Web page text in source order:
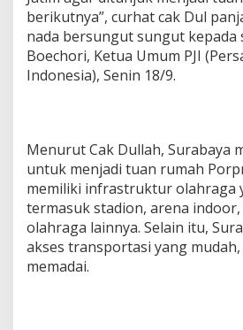
berikutnya”, curhat cak Dul
nada bersungut sungut kepada
Boechori, Ketua Umum PJI
Indonesia), Senin 18/9.
Menurut Cak Dullah, Surabaya
untuk menjadi tuan rumah
memiliki infrastruktur olahraga
termasuk stadion, arena
olahraga lainnya. Selain itu,
akses transportasi yang
memadai.